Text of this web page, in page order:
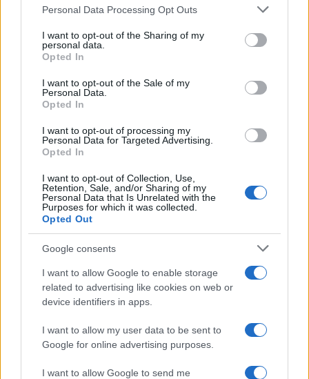
Please note that this website/app uses one or more Google
not limited to your visit or usage behaviour. You may click to
grant or deny consent to Google and its third-party tags to
use your data for below specified purposes in below Google
consent section.
Personal Data Processing Opt Outs
I want to opt-out of the Sharing of my
personal data.
Opted In
I want to opt-out of the Sale of my
Personal Data.
Opted In
I want to opt-out of processing my
Personal Data for Targeted Advertising.
Opted In
I want to opt-out of Collection, Use,
Retention, Sale, and/or Sharing of my
Personal Data that Is Unrelated with the
Purposes for which it was collected.
Opted Out
Google consents
I want to allow Google to enable storage
related to advertising like cookies on web or
device identifiers in apps.
I want to allow my user data to be sent to
Google for online advertising purposes.
I want to allow Google to send me
Continua a leggere